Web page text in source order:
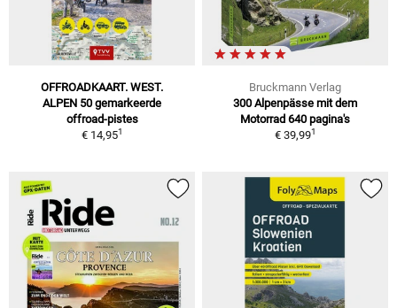
OFFROADKAART. WEST.
ALPEN 50 gemarkeerde
offroad-pistes
€ 14,951
Bruckmann Verlag
300 Alpenpässe mit dem
Motorrad 640 pagina's
€ 39,991